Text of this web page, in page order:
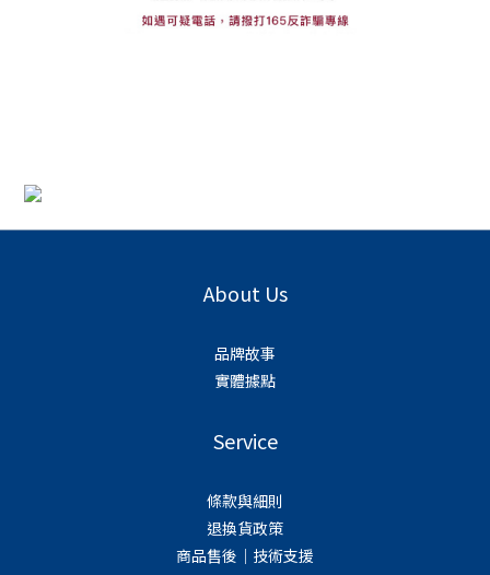
About Us
品牌故事
實體據點
Service
條款與細則
退換貨政策
商品售後｜技術支援